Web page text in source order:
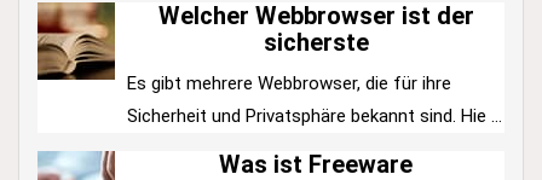
Welcher Webbrowser ist der
sicherste
Es gibt mehrere Webbrowser, die für ihre
Sicherheit und Privatsphäre bekannt sind. Hie ...
Was ist Freeware